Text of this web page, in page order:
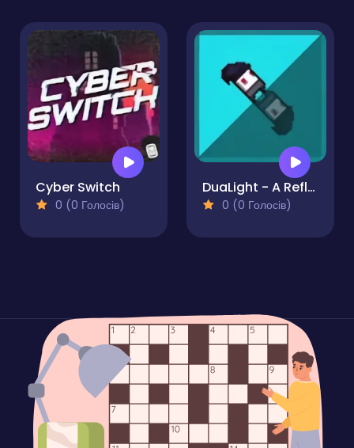
Cyber Switch
0 (0 Голосів)
DuaLight - A Reflected Game
0 (0 Голосів)